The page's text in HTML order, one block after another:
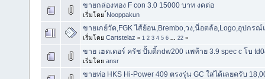
ขายกล่องทอง F con 3.0 15000 บาท งดต่อ
เริ่มโดย์Nooppakun
ขายเกย์วัด,FGK ไส้ย้อน,Brembo,วง,น็อตล้อ,Logo,อุปกร
เริ่มโดย Cartstelaz « 1 2 3 4 5 6 22 »
ขาย เฮดเดอร์ ครัช ปั้มติ้กdw200 เเพท้าย 3.9 spec c โบ
เริ่มโดย ansr
ขายท่อ HKS Hi-Power 409 ตรงรุ่น GC ใส่ได้เลยครับ